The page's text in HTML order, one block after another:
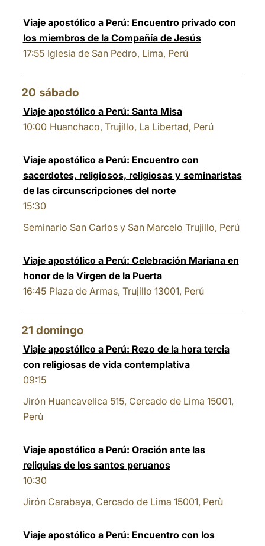
Viaje apostólico a Perú: Encuentro privado con
los miembros de la Compañía de Jesús
17:55 Iglesia de San Pedro, Lima, Perú
20 sábado
Viaje apostólico a Perú: Santa Misa
10:00 Huanchaco, Trujillo, La Libertad, Perú
Viaje apostólico a Perú: Encuentro con
sacerdotes, religiosos, religiosas y seminaristas
de las circunscripciones del norte
15:30
Seminario San Carlos y San Marcelo Trujillo, Perú
Viaje apostólico a Perú: Celebración Mariana en
honor de la Virgen de la Puerta
16:45 Plaza de Armas, Trujillo 13001, Perú
21 domingo
Viaje apostólico a Perú: Rezo de la hora tercia
con religiosas de vida contemplativa
09:15
Jirón Huancavelica 515, Cercado de Lima 15001,
Perù
Viaje apostólico a Perú: Oración ante las
reliquias de los santos peruanos
10:30
Jirón Carabaya, Cercado de Lima 15001, Perù
Viaje apostólico a Perú: Encuentro con los